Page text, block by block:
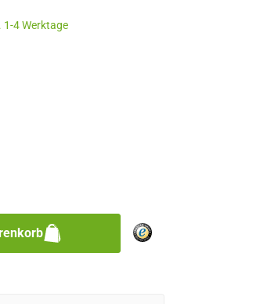
4 Werktage
gewünschten Wert ein